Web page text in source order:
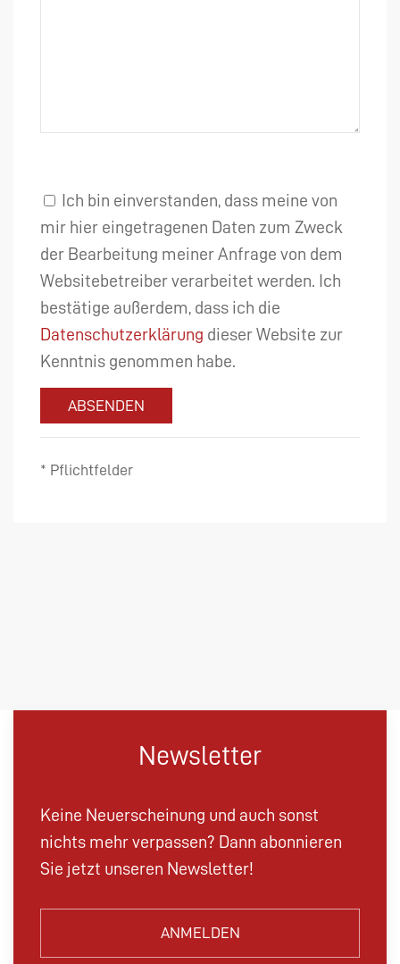
Ich bin einverstanden, dass meine von
mir hier eingetragenen Daten zum Zweck
der Bearbeitung meiner Anfrage von dem
Websitebetreiber verarbeitet werden. Ich
bestätige außerdem, dass ich die
Datenschutzerklärung dieser Website zur
Kenntnis genommen habe.
ABSENDEN
* Pflichtfelder
Newsletter
Keine Neuerscheinung und auch sonst
nichts mehr verpassen? Dann abonnieren
Sie jetzt unseren Newsletter!
ANMELDEN